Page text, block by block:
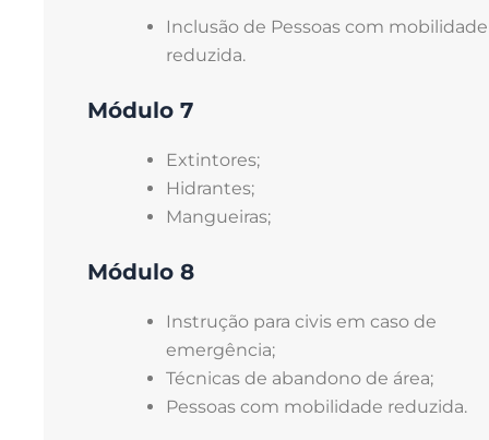
Inclusão de Pessoas com mobilidade
reduzida.
Módulo 7
Extintores;
Hidrantes;
Mangueiras;
Módulo 8
Instrução para civis em caso de
emergência;
Técnicas de abandono de área;
Pessoas com mobilidade reduzida.